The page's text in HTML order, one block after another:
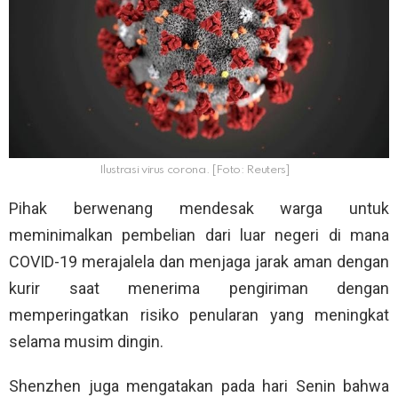
Ilustrasi virus corona. [Foto: Reuters]
Pihak berwenang mendesak warga untuk
meminimalkan pembelian dari luar negeri di mana
COVID-19 merajalela dan menjaga jarak aman dengan
kurir saat menerima pengiriman dengan
memperingatkan risiko penularan yang meningkat
selama musim dingin.
Shenzhen juga mengatakan pada hari Senin bahwa